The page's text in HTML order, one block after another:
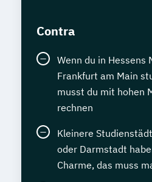
Contra
Wenn du in Hessens
Frankfurt am Main
musst du mit hohen
rechnen
Kleinere
oder Darmstadt
Charme, das muss